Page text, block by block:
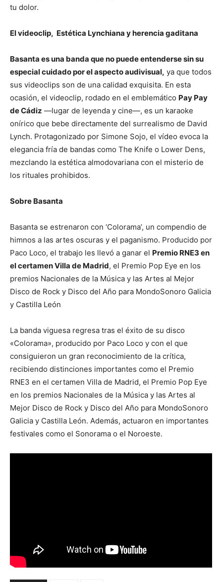
tu dolor.
El videoclip, Estética Lynchiana y herencia gaditana
Basanta es una banda que no puede entenderse sin su
especial cuidado por el aspecto audivisual, ya que todos
sus videoclips son de una calidad exquisita. En esta
ocasión, el videoclip, rodado en el emblemático Pay Pay
de Cádiz —lugar de leyenda y cine—, es un karaoke
onírico que bebe directamente del surrealismo de David
Lynch. Protagonizado por Simone Sojo, el vídeo evoca la
elegancia fría de bandas como The Knife o Lower Dens,
mezclando la estética almodovariana con el misterio de
los rituales prohibidos.
Sobre Basanta
Basanta se estrenaron con ‘Colorama’, un compendio de
himnos a las artes oscuras y el paganismo. Producido por
Paco Loco, el trabajo les llevó a ganar el Premio RNE3 en
el certamen Villa de Madrid, el Premio Pop Eye en los
premios Nacionales de la Música y las Artes al Mejor
Disco de Rock y Disco del Año para MondoSonoro Galicia
y Castilla León
La banda viguesa regresa tras el éxito de su disco
«Colorama», producido por Paco Loco y con el que
consiguieron un gran reconocimiento de la crítica,
recibiendo distinciones importantes como el Premio
RNE3 en el certamen Villa de Madrid, el Premio Pop Eye
en los premios Nacionales de la Música y las Artes al
Mejor Disco de Rock y Disco del Año para MondoSonoro
Galicia y Castilla León. Además, actuaron en importantes
festivales como el Sonorama o el Noroeste.